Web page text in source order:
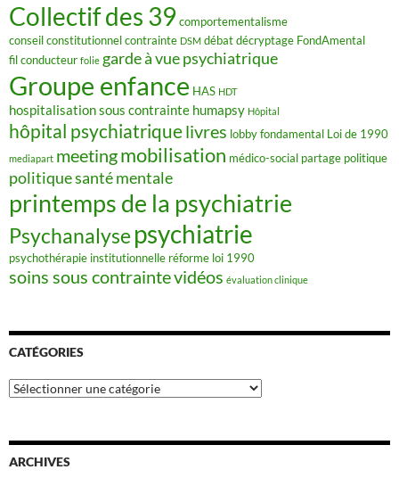
Collectif des 39 comportementalisme
conseil constitutionnelcontrainte DSM débatdécryptage FondAmental
fil conducteur folie garde à vue psychiatrique
Groupe enfance HAS HDT
hospitalisation sous contrainte humapsy Hôpital
hôpital psychiatriquelivres lobby fondamental Loi de 1990
mediapart meetingmobilisation médico-social partage politique
politique santé mentale
printemps de la psychiatrie
Psychanalyse psychiatrie
psychothérapie institutionnelle réforme loi 1990
soins sous contraintevidéos évaluation clinique
CATÉGORIES
Catégories
ARCHIVES